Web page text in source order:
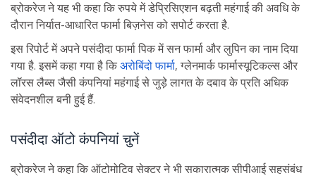
ब्रोकरेज ने यह भी कहा कि रुपये में डेप्रिसिएशन बढ़ती महंगाई की अवधि के
दौरान निर्यात-आधारित फार्मा बिज़नेस को सपोर्ट करता है.
इस रिपोर्ट में अपने पसंदीदा फार्मा पिक में सन फार्मा और लुपिन का नाम दिया
गया है. इसमें कहा गया है कि अरोबिंदो फार्मा, ग्लेनमार्क फार्मास्यूटिकल्स और
लॉरस लैब्स जैसी कंपनियां महंगाई से जुड़े लागत के दबाव के प्रति अधिक
संवेदनशील बनी हुई हैं.
पसंदीदा ऑटो कंपनियां चुनें
ब्रोकरेज ने कहा कि ऑटोमोटिव सेक्टर ने भी सकारात्मक सीपीआई सहसंबंध